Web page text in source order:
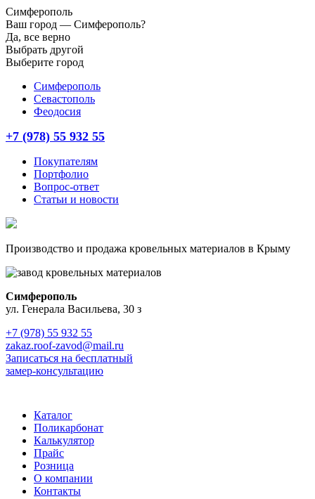
Симферополь
Ваш город — Симферополь?
Да, все верно
Выбрать другой
Выберите город
Симферополь
Севастополь
Феодосия
+7 (978) 55 932 55
Покупателям
Портфолио
Вопрос-ответ
Статьи и новости
Производство и продажа кровельных материалов в Крыму
Симферополь
ул. Генерала Васильева, 30 з
+7 (978) 55 932 55
zakaz.roof-zavod@mail.ru
Записаться на бесплатный
замер-консультацию
Каталог
Поликарбонат
Калькулятор
Прайс
Розница
О компании
Контакты